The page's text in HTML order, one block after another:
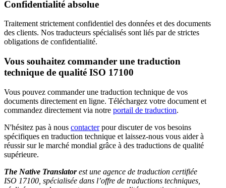
Confidentialité absolue
Traitement strictement confidentiel des données et des documents
des clients. Nos traducteurs spécialisés sont liés par de strictes
obligations de confidentialité.
Vous souhaitez commander une traduction
technique de qualité ISO 17100
Vous pouvez commander une traduction technique de vos
documents directement en ligne. Téléchargez votre document et
commandez directement via notre portail de traduction.
N'hésitez pas à nous contacterpour discuter de vos besoins
spécifiques en traduction technique et laissez-nous vous aider à
réussir sur le marché mondial grâce à des traductions de qualité
supérieure.
The Native Translatorest une agence de traduction certifiée
ISO 17100, spécialisée dans l’offre de traductions techniques,